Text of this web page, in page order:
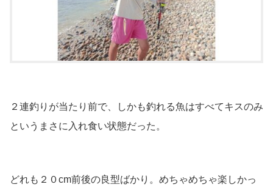
２連釣りが当たり前で、しかも釣れる魚はすべてキスのみ
というまさに入れ食い状態だった。
どれも２０cm前後の良型ばかり。めちゃめちゃ楽しかっ